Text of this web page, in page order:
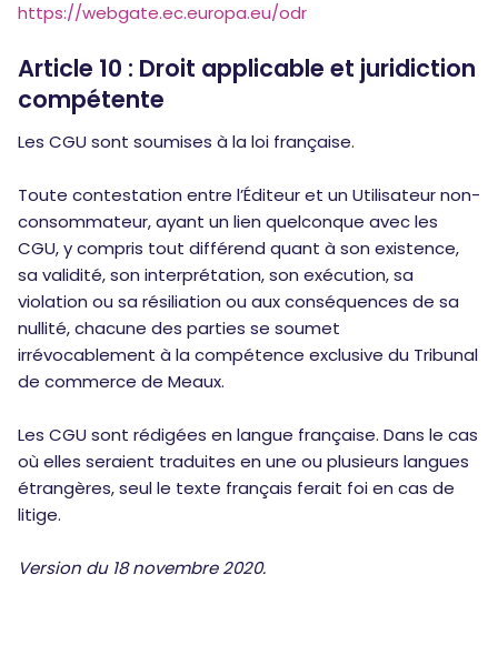
https://webgate.ec.europa.eu/odr
Article 10 : Droit applicable et juridiction
compétente
Les CGU sont soumises à la loi française.
Toute contestation entre l’Éditeur et un Utilisateur non-
consommateur, ayant un lien quelconque avec les
CGU, y compris tout différend quant à son existence,
sa validité, son interprétation, son exécution, sa
violation ou sa résiliation ou aux conséquences de sa
nullité, chacune des parties se soumet
irrévocablement à la compétence exclusive du Tribunal
de commerce de Meaux.
Les CGU sont rédigées en langue française. Dans le cas
où elles seraient traduites en une ou plusieurs langues
étrangères, seul le texte français ferait foi en cas de
litige.
Version du 18 novembre 2020.